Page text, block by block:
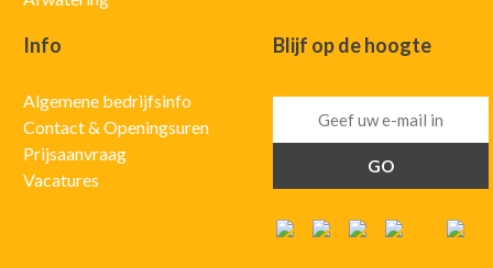
Info
Algemene bedrijfsinfo
Contact & Openingsuren
Prijsaanvraag
Vacatures
Blijf op de hoogte